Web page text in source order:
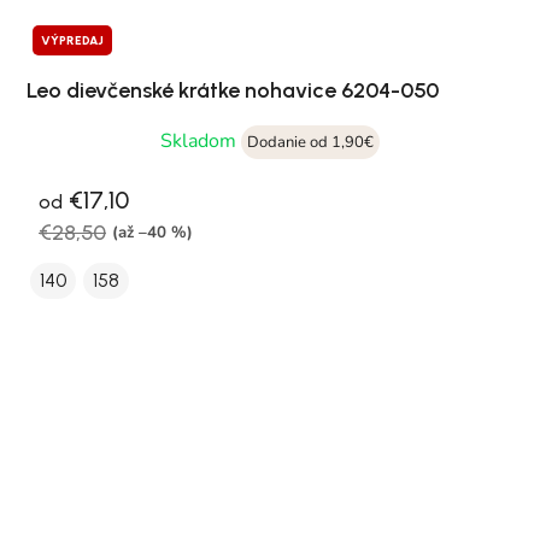
VÝPREDAJ
Leo dievčenské krátke nohavice 6204-050
Skladom
Dodanie od 1,90€
od €17,10
€28,50 (až –40 %)
140 158